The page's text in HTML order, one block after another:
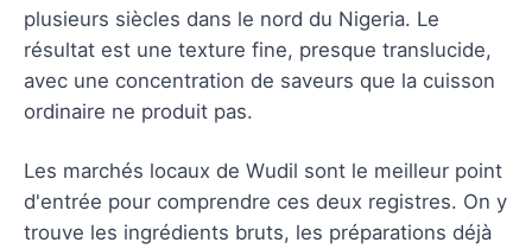
plusieurs siècles dans le nord du Nigeria. Le
résultat est une texture fine, presque translucide,
avec une concentration de saveurs que la cuisson
ordinaire ne produit pas.
Les marchés locaux de Wudil sont le meilleur point
d'entrée pour comprendre ces deux registres. On y
trouve les ingrédients bruts, les préparations déjà